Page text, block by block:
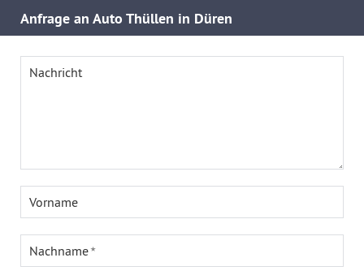
Anfrage an Auto Thüllen in Düren
Nachricht
Vorname
Nachname